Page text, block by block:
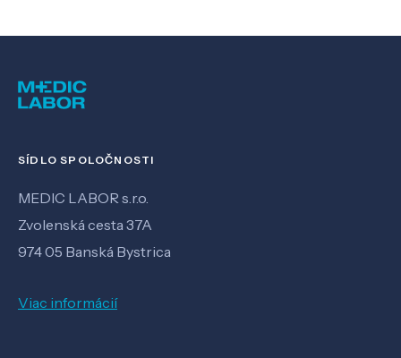
SÍDLO SPOLOČNOSTI
MEDIC LABOR s.r.o.
Zvolenská cesta 37A
974 05 Banská Bystrica
Viac informácií